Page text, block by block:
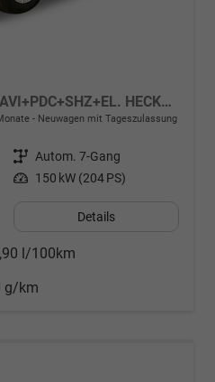
Basis KAMERA+ACC+NAVI+PDC+SHZ+EL. HECKKL.+17 LM
Neuwagen mit Tageszulassung
Getriebe Autom. 7-Gang
Leistung 150 kW (204 PS)
Details
l/100km
g/km